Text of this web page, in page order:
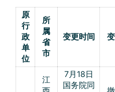
原
行
政
单
位
所
属
省
市
变更时间
江
7月18日
国务院同